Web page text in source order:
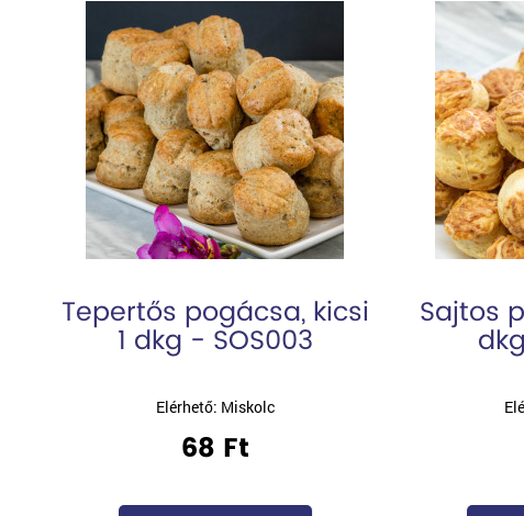
Tepertős pogácsa, kicsi
1 dkg - SOS003
Elérhető: Miskolc
68 Ft
Sajtos